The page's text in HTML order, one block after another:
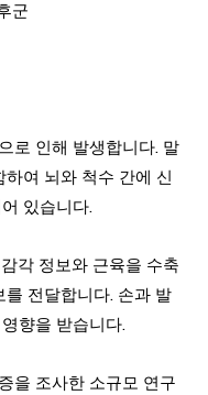
로 인해 발생합니다. 말
여 뇌와 척수 간에 신
있습니다.
각 정보와 근육을 수축
전달합니다. 손과 발
향을 받습니다.
을 조사한 소규모 연구